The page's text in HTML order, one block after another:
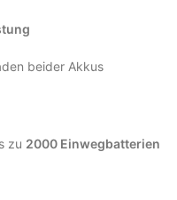
beider Akkus
zu 2000 Einwegbatterien